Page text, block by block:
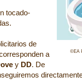
©EA
tocado-
de
a
y DD. De